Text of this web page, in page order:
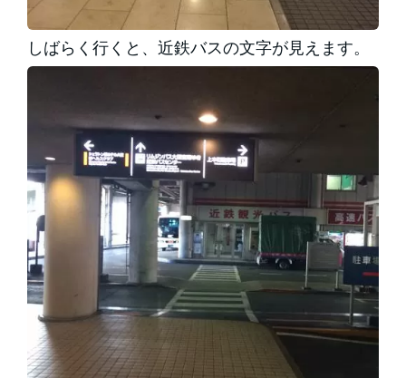
しばらく行くと、近鉄バスの文字が見えます。